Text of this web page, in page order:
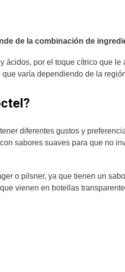
de la combinación de
ácidos, por el toque cítrico que le
varía dependiendo de la
diferentes gustos y
sabores suaves para que no
o pilsner, ya que tienen un
vienen en botellas